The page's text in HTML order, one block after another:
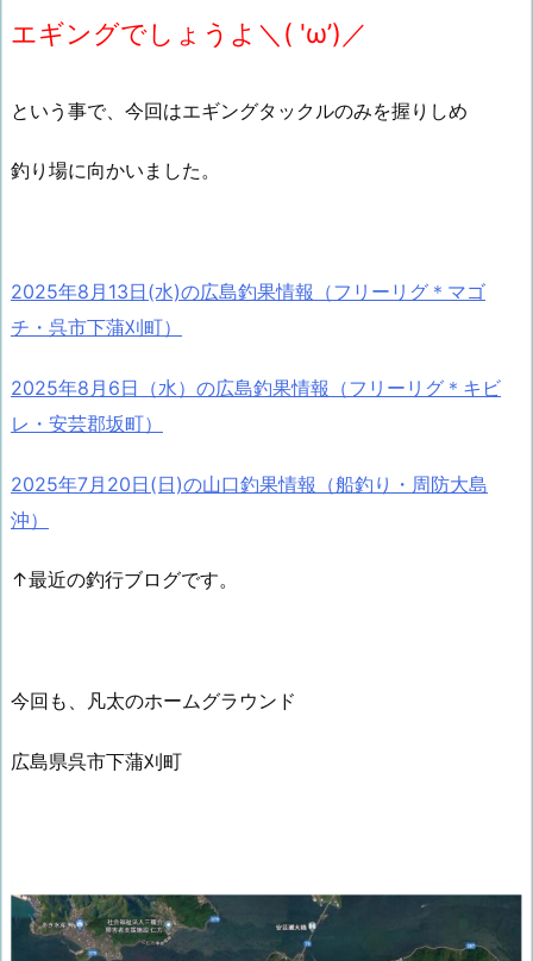
エギングでしょうよ＼( 'ω’)／
という事で、今回はエギングタックルのみを握りしめ
釣り場に向かいました。
2025年8月13日(水)の広島釣果情報（フリーリグ＊マゴ
チ・呉市下蒲刈町）
2025年8月6日（水）の広島釣果情報（フリーリグ＊キビ
レ・安芸郡坂町）
2025年7月20日(日)の山口釣果情報（船釣り・周防大島
沖）
↑最近の釣行ブログです。
今回も、凡太のホームグラウンド
広島県呉市下蒲刈町